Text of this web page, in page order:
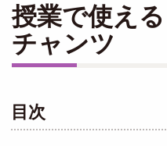
授業で使え
チャンツ
目次